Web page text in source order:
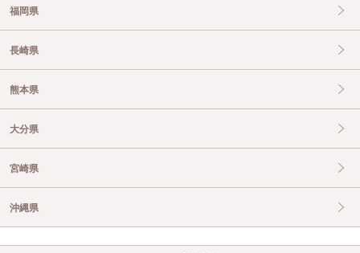
福岡県
長崎県
熊本県
大分県
宮崎県
沖縄県